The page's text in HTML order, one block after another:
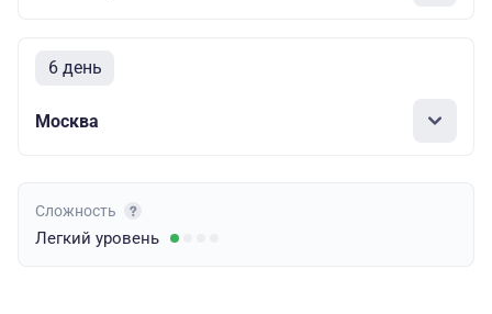
6 день
Москва
Сложность
Легкий уровень